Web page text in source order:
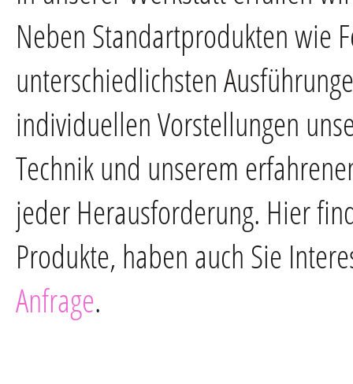
Neben Standartprodukten wie
unterschiedlichsten
individuellen Vorstellungen
Technik und unserem
jeder Herausforderung. Hier
Produkte, haben auch Sie
Anfrage.